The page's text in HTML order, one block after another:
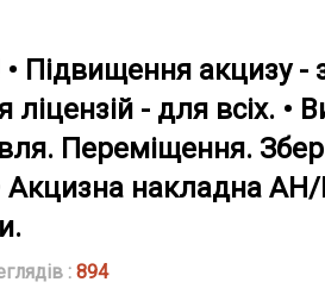
акцизу -
- для всіх. •
Переміщення.
накладна АН/
: 894